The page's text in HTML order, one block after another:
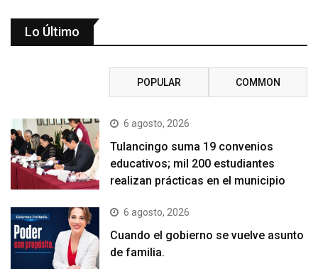
Lo Último
POPULAR COMMON
6 agosto, 2026
Tulancingo suma 19 convenios
educativos; mil 200 estudiantes
realizan prácticas en el municipio
6 agosto, 2026
Cuando el gobierno se vuelve asunto
de familia.